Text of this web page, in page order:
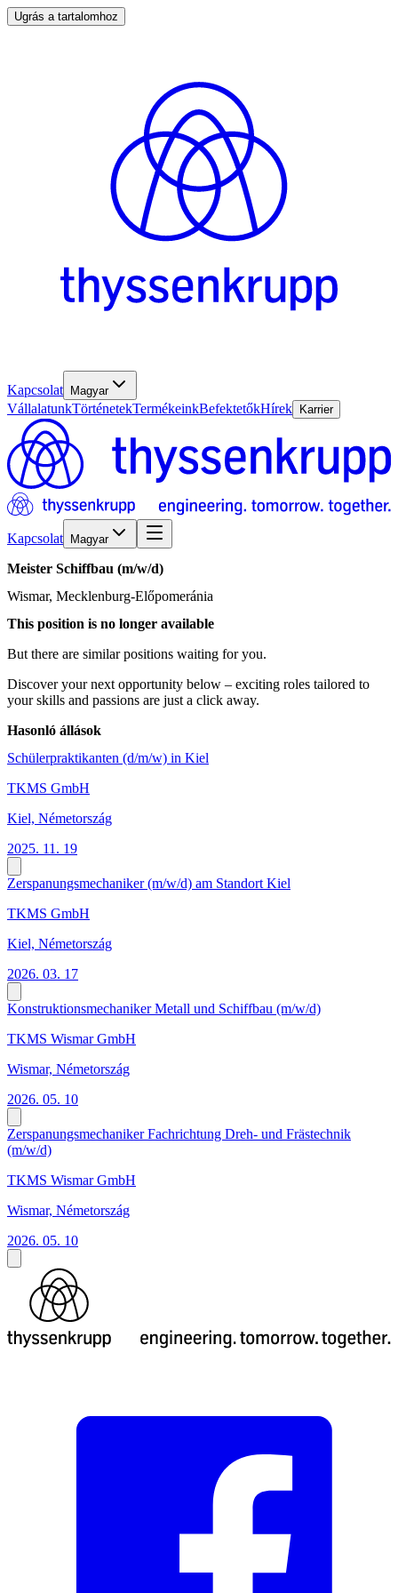
Ugrás a tartalomhoz
Kapcsolat Magyar
VállalatunkTörténetekTermékeinkBefektetőkHírek Karrier
Kapcsolat Magyar
Meister Schiffbau (m/w/d)
Wismar, Mecklenburg-Előpomeránia
This position is no longer available
But there are similar positions waiting for you.
Discover your next opportunity below – exciting roles tailored to
your skills and passions are just a click away.
Hasonló állások
Schülerpraktikanten (d/m/w) in Kiel
TKMS GmbH
Kiel, Németország
2025. 11. 19
Zerspanungsmechaniker (m/w/d) am Standort Kiel
TKMS GmbH
Kiel, Németország
2026. 03. 17
Konstruktionsmechaniker Metall und Schiffbau (m/w/d)
TKMS Wismar GmbH
Wismar, Németország
2026. 05. 10
Zerspanungsmechaniker Fachrichtung Dreh- und Frästechnik
(m/w/d)
TKMS Wismar GmbH
Wismar, Németország
2026. 05. 10